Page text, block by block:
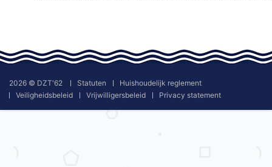
2026 © DZT'62 Statuten
Huishoudelijk reglement
Veiligheidsbeleid
Vrijwilligersbeleid Privacy statement